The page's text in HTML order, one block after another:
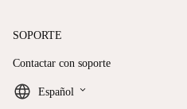
SOPORTE
Contactar con soporte
Español keyboard_arrow_down